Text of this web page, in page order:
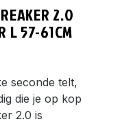
2.0
L 57-61CM
seconde telt,
die je op kop
2.0 is